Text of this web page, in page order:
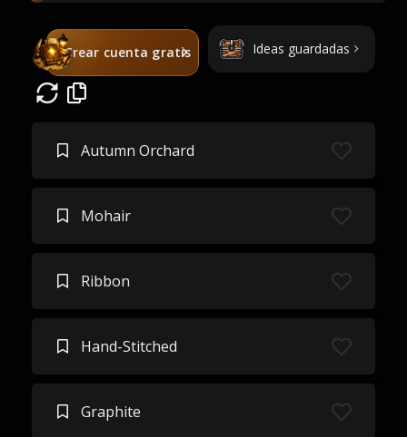
Crear cuenta gratis Ideas guardadas
Autumn Orchard
Mohair
Ribbon
Hand-Stitched
Graphite